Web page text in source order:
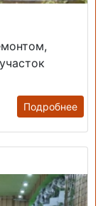
Подробнее